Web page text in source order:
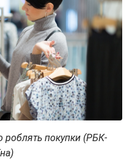
покупки (РБК-